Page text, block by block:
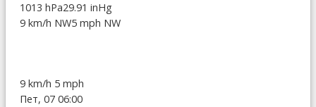
1013 hPa29.91 inHg
9 km/h NW5 mph NW
9 km/h 5 mph
Пет, 07 06:00